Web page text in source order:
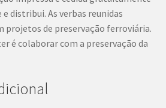
e distribui. As verbas reunidas
de preservação ferroviária.
é colaborar com a preservação da